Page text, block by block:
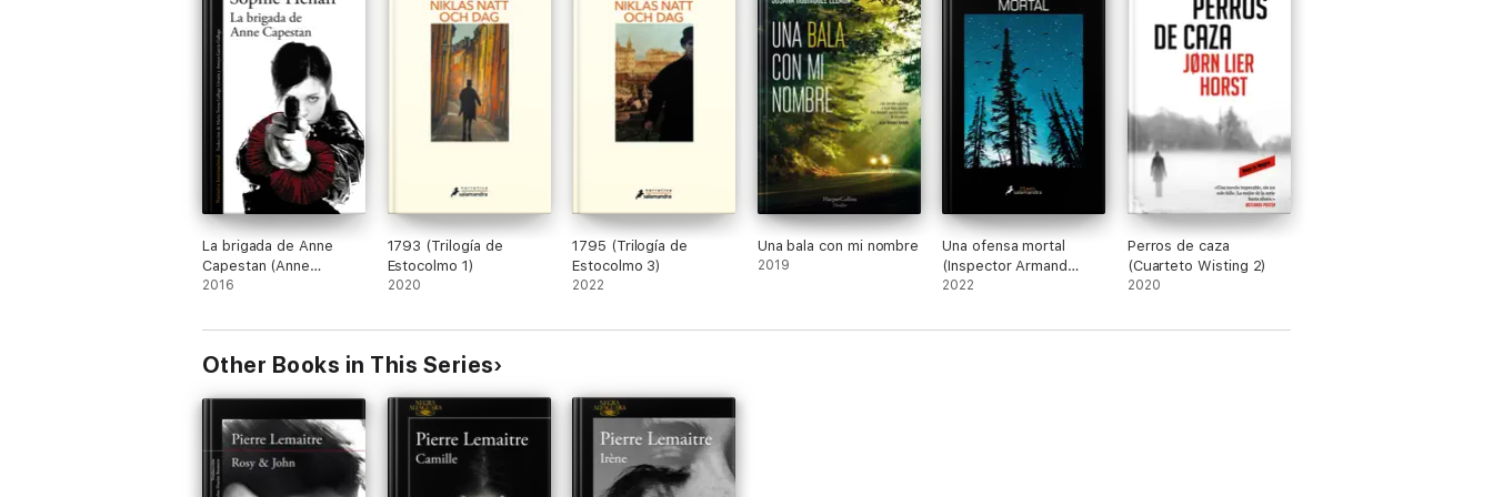
La brigada de Anne
Capestan (Anne
Capestan 1)
2016
1793 (Trilogía de
Estocolmo 1)
2020
1795 (Trilogía de
Estocolmo 3)
2022
Una bala con mi nombre
2019
Una ofensa mortal
(Inspector Armand
Gamache 12)
2022
Perros de caza
(Cuarteto Wisting 2)
2020
Other Books in This Series